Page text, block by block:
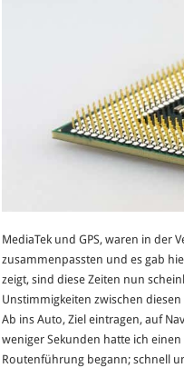
MediaTek und GPS, waren in der
zusammenpassten und es gab
zeigt, sind diese Zeiten nun
Unstimmigkeiten zwischen
Ab ins Auto, Ziel eintragen, auf
weniger Sekunden hatte ich
Routenführung begann; schnell